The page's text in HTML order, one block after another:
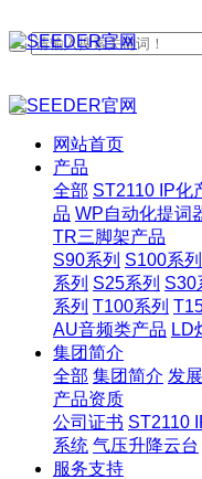
网站首页
产品
全部 ST2110 IP化
品 WP自动化提词
TR三脚架产品
S90系列 S100系列
系列 S25系列 S30
系列 T100系列
AU音频类产品 LD
集团简介
全部 集团简介 发
产品资质
公司证书 ST2110
系统 气压升降云台
服务支持